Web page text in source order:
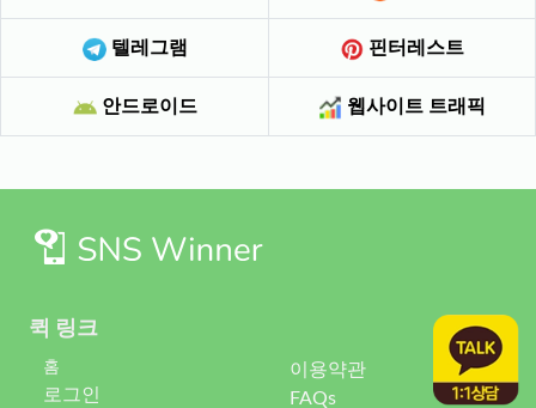
텔레그램 핀터레스트
안드로이드 웹사이트 트래픽
퀵 링크
홈
로그인
이용약관
FAQs